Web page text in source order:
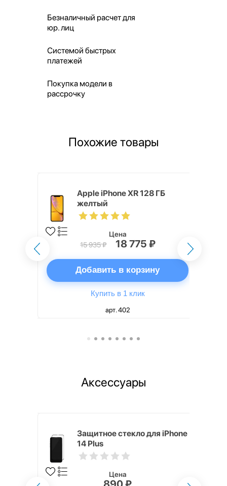
Безналичный расчет для
юр. лиц
Системой быстрых
платежей
Покупка модели в
рассрочку
Похожие товары
Apple iPhone XR 128 ГБ
желтый
Цена
15 935 ₽
18 775 ₽
Добавить в корзину
Купить в 1 клик
арт. 402
Аксессуары
Защитное стекло для iPhone
14 Plus
Цена